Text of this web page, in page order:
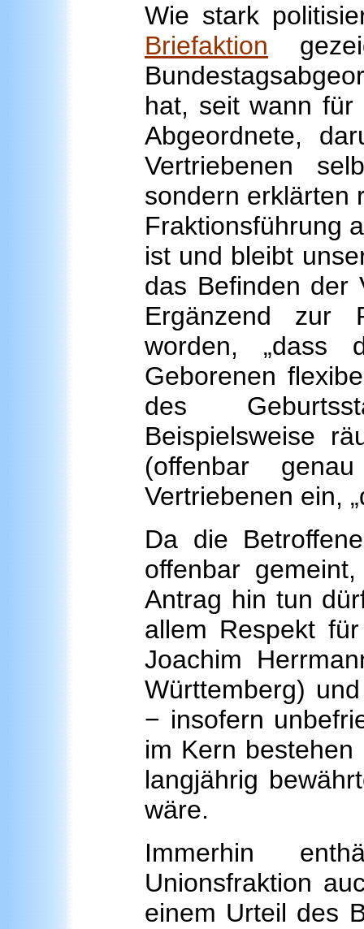
Wie stark
Briefaktion
hat, seit wann für
Abgeordnete,
Vertriebenen
sondern erklärten
Fraktionsführung
ist und bleibt
das Befinden der
Ergänzend zur
worden,
Geborenen
des
Beispielsweise
(offenbar
Vertriebenen ein,
Da die
offenbar
Antrag hin tun
allem Respekt
Joachim
Württemberg)
− insofern
im Kern
langjährig
wäre.
Immerhin
Unionsfraktion
einem Urteil des